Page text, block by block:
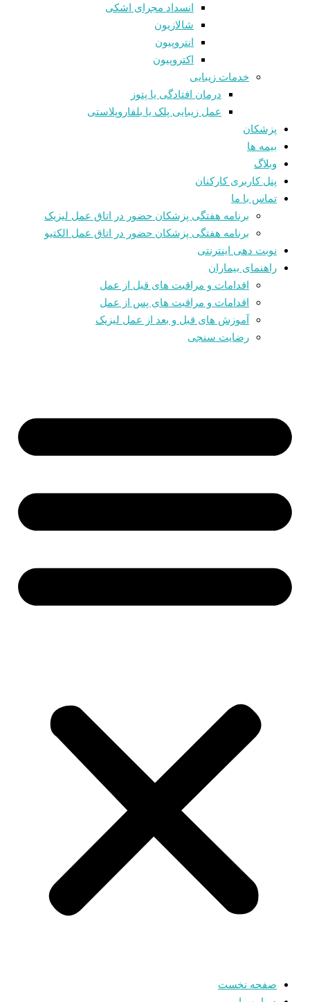
انسداد مجرای اشکی
شالازيون
انتروپیون
اکتروپیون
خدمات زیبایی
درمان افتادگی یا پتوز
عمل زیبایی پلک یا بلفاروپلاستی
پزشکان
بیمه ها
وبلاگ
پنل کاربری کارکنان
تماس با ما
برنامه هفتگی پزشکان حضور در اتاق عمل لیزیک
برنامه هفتگی پزشکان حضور در اتاق عمل الکتیو
نوبت دهی اینترنتی
راهنمای بیماران
اقدامات و مراقبت های قبل از عمل
اقدامات و مراقبت های پس از عمل
آموزش های قبل و بعد از عمل لیزیک
رضایت سنجی
صفحه نخست